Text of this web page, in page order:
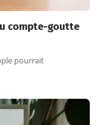
compte-goutte
pourrait